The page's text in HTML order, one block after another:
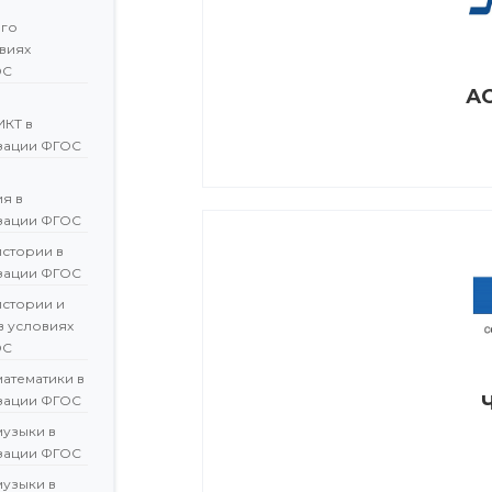
в
ФГОС
в
ФГОС
в
ФГОС
и
условиях
в
ФГОС
в
ФГОС
в